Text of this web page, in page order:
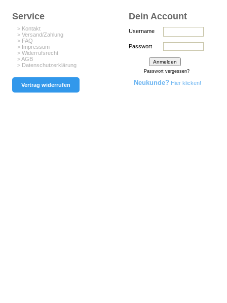
Service
> Kontakt
> Versand/Zahlung
> FAQ
> Impressum
> Widerrufsrecht
> AGB
> Datenschutzerklärung
Vertrag widerrufen
Dein Account
Username
Passwort
Passwort vergessen?
Neukunde? Hier klicken!